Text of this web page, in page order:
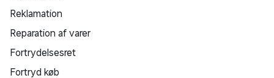
Reklamation
Reparation af varer
Fortrydelsesret
Fortryd køb